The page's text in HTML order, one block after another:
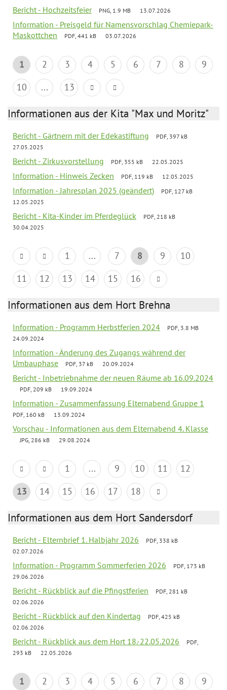
Bericht - Hochzeitsfeier PNG, 1.9 MB 13.07.2026
Information - Preisgeld für Namensvorschlag Chemiepark-
Maskottchen
PDF, 441 kB 03.07.2026
1 2 3 4 5 6 7 8
9
10
... 13
Informationen aus der Kita "Max und Moritz"
Bericht - Gärtnern mit der Edekastiftung
PDF, 397 kB
27.05.2025
Bericht - Zirkusvorstellung PDF, 355 kB 22.05.2025
Information - Hinweis Zecken PDF, 119 kB 12.05.2025
Information - Jahresplan 2025 (geändert)
PDF, 127 kB
12.05.2025
Bericht - Kita-Kinder im Pferdeglück
PDF, 218 kB
30.04.2025
1 ... 7 8 9
10
11
12 13 14 15 16
Informationen aus dem Hort Brehna
Information - Programm Herbstferien 2024
PDF, 3.8 MB
24.09.2024
Information - Änderung des Zugangs während der
Umbauphase
PDF, 37 kB 20.09.2024
Bericht - Inbetriebnahme der neuen Räume ab 16.09.2024
PDF, 209 kB 19.09.2024
Information - Zusammenfassung Elternabend Gruppe 1
PDF, 160 kB 13.09.2024
Vorschau - Informationen aus dem Elternabend 4. Klasse
JPG, 286 kB 29.08.2024
1 ... 9 10 11
12
13
14 15 16 17 18
Informationen aus dem Hort Sandersdorf
Bericht - Elternbrief 1. Halbjahr 2026
PDF, 338 kB
02.07.2026
Information - Programm Sommerferien 2026
PDF, 173 kB
29.06.2026
Bericht - Rückblick auf die Pfingstferien
PDF, 281 kB
02.06.2026
Bericht - Rückblick auf den Kindertag
PDF, 425 kB
02.06.2026
Bericht - Rückblick aus dem Hort 18.-22.05.2026
PDF,
293 kB
22.05.2026
1 2 3 4 5 6 7 8
9